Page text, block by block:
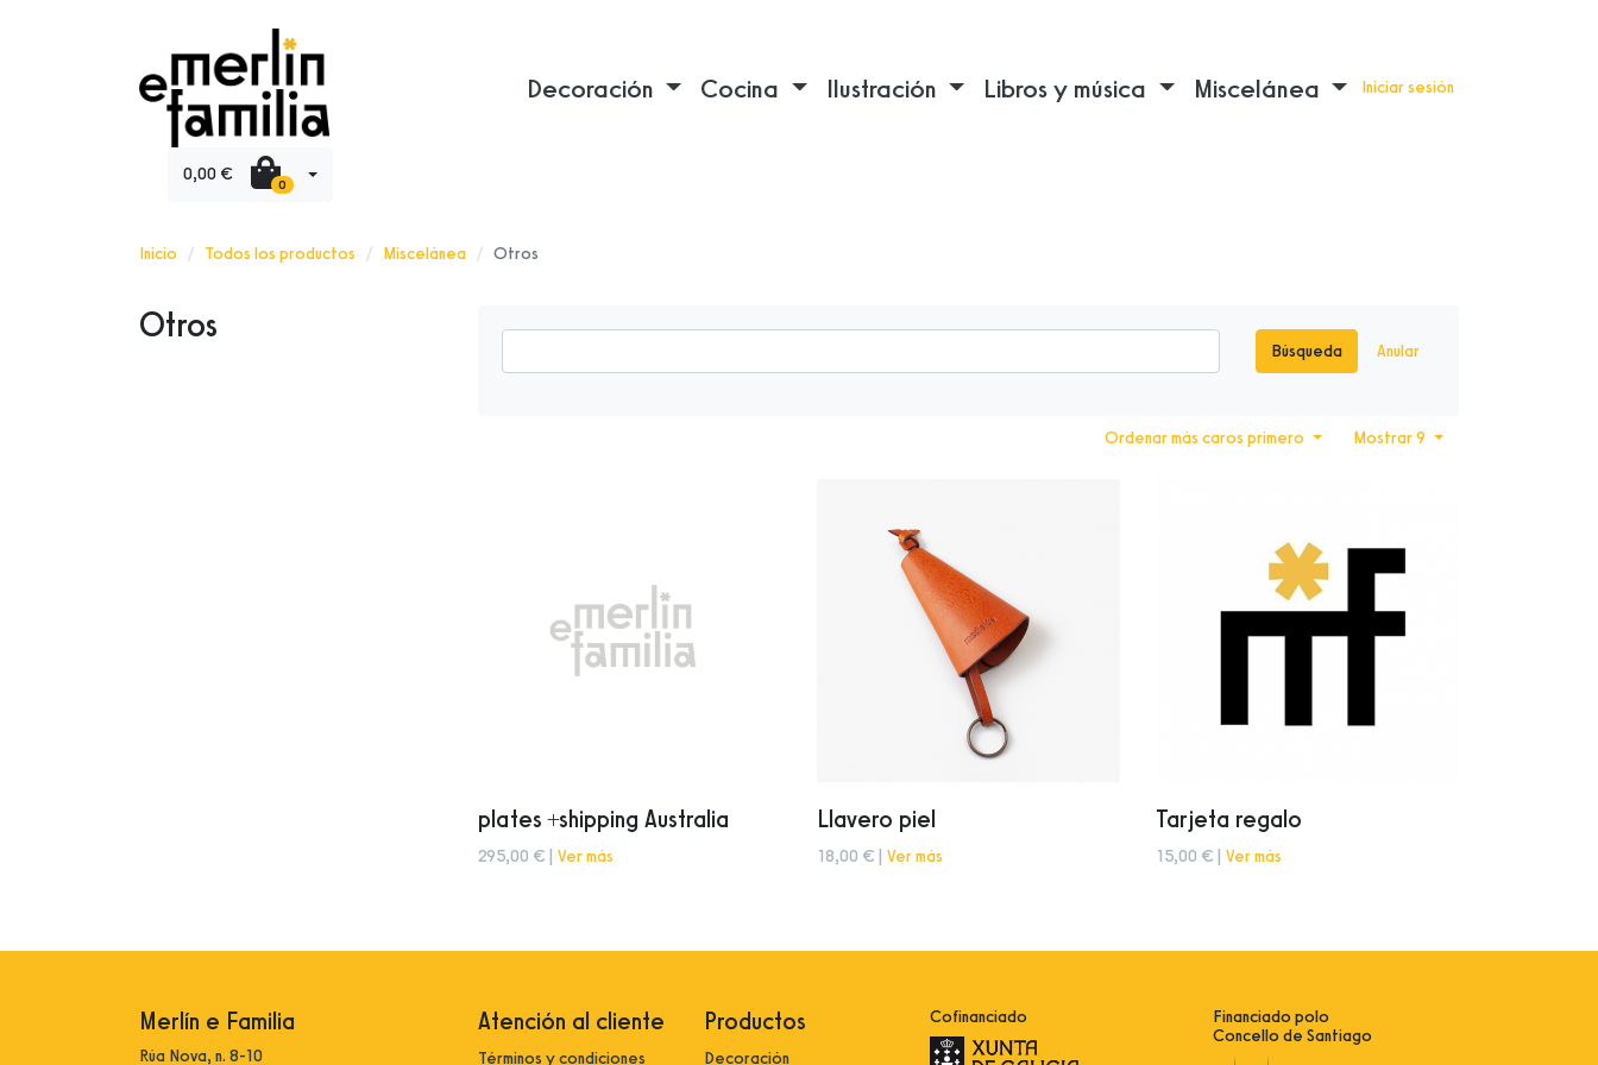
Decoración Cocina Ilustración Libros y música Miscelánea Iniciar sesión
0,00 € 0
Inicio Todos los productos Miscelánea Otros
Otros
Búsqueda Anular
Mostrar 9
Ordenar más caros primero
plates +shipping Australia
295,00 € | Ver más
Llavero piel
18,00 € | Ver más
Tarjeta regalo
15,00 € | Ver más
Merlín e Familia
Rúa Nova, n. 8-10
Atención al cliente
Términos y condiciones
Productos
Decoración
Cofinanciado
Financiado polo
Concello de Santiago